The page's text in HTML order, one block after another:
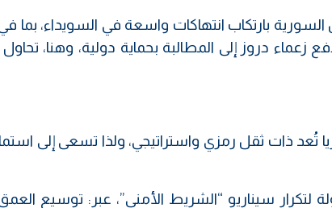
السورية بارتكاب انتهاكات واسعة في السويداء، بما
زعماء دروز إلى المطالبة بحماية دولية، وهنا،
تُعد ذات ثقل رمزي واستراتيجي، ولذا تسعى إلى
لتكرار سيناريو “الشريط الأمني”، عبر: توسيع